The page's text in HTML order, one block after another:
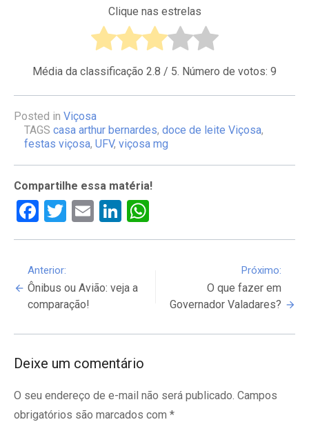
Clique nas estrelas
Média da classificação 2.8 / 5. Número de votos: 9
Posted in Viçosa
TAGS casa arthur bernardes, doce de leite Viçosa,
festas viçosa, UFV, viçosa mg
Compartilhe essa matéria!
Facebook
Twitter
EmailLinkedIn
Continue
Reading
Anterior:
Ônibus ou Avião: veja a
comparação!
Próximo:
O que fazer em
Governador Valadares?
Deixe um comentário
O seu endereço de e-mail não será publicado. Campos
obrigatórios são marcados com *